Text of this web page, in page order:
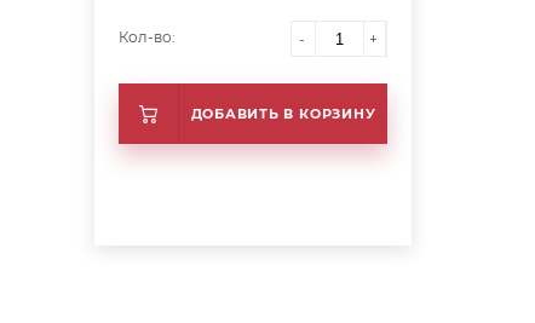
Кол-во: - +
ДОБАВИТЬ В КОРЗИНУ